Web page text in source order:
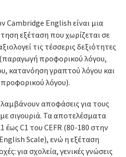
Cambridge English είναι μια
εξέταση που χωρίζεται σε
τις τέσσερις δεξιότητες
προφορικού λόγου,
κατανόηση γραπτού λόγου και
λόγου).
αποφάσεις για τους
σιγουριά. Τα αποτελέσματα
έως C1 του CEFR (80-180 στην
Scale), ενώ η εξέταση
για σχολεία, γενικές γνώσεις